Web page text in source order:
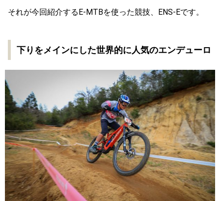
それが今回紹介するE-MTBを使った競技、ENS-Eです。
下りをメインにした世界的に人気のエンデューロ